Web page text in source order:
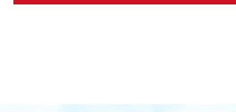
・サービスに関する情報のご案内